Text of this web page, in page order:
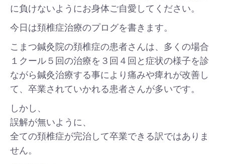
に負けないようにお身体ご自愛してください。
今日は頚椎症治療のプログを書きます。
こまつ鍼灸院の頚椎症の患者さんは、多くの場合
１クール５回の治療を３回４回と症状の様子を診
ながら鍼灸治療する事により痛みや痺れが改善し
て、卒業されていかれる患者さんが多いです。
しかし、
誤解が無いように、
全ての頚椎症が完治して卒業できる訳ではありま
せん。